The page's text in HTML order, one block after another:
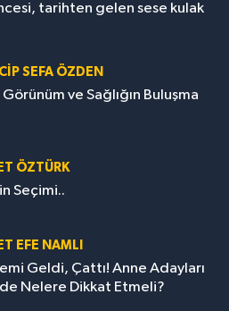
tarihten gelen sese kulak
SEFA ÖZDEN
ve Sağlığın Buluşma
ÖZTÜRK
Seçimi..
EFE NAMLI
Geldi, Çattı! Anne Adayları
Nelere Dikkat Etmeli?